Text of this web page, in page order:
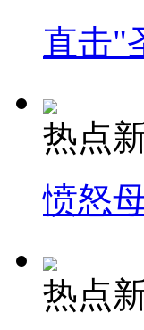
直击"
热点
愤怒
热点